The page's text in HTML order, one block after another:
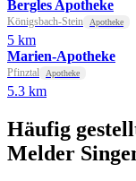
Bergles Apotheke
Königsbach-Stein Apotheke
5 km
Marien-Apotheke
Pfinztal Apotheke
5.3 km
Häufig
Melder